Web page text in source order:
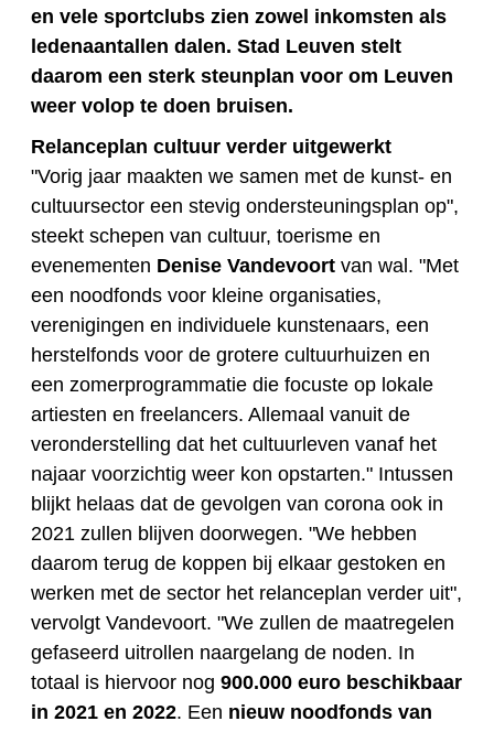
en vele sportclubs zien zowel inkomsten als
ledenaantallen dalen. Stad Leuven stelt
daarom een sterk steunplan voor om Leuven
weer volop te doen bruisen.
Relanceplan cultuur verder uitgewerkt
"Vorig jaar maakten we samen met de kunst- en
cultuursector een stevig ondersteuningsplan op",
steekt schepen van cultuur, toerisme en
evenementen Denise Vandevoort van wal. "Met
een noodfonds voor kleine organisaties,
verenigingen en individuele kunstenaars, een
herstelfonds voor de grotere cultuurhuizen en
een zomerprogrammatie die focuste op lokale
artiesten en freelancers. Allemaal vanuit de
veronderstelling dat het cultuurleven vanaf het
najaar voorzichtig weer kon opstarten." Intussen
blijkt helaas dat de gevolgen van corona ook in
2021 zullen blijven doorwegen. "We hebben
daarom terug de koppen bij elkaar gestoken en
werken met de sector het relanceplan verder uit",
vervolgt Vandevoort. "We zullen de maatregelen
gefaseerd uitrollen naargelang de noden. In
totaal is hiervoor nog 900.000 euro beschikbaar
in 2021 en 2022. Een nieuw noodfonds van